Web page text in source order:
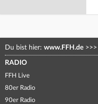
Du bist hier: www.FFH.de >>>
RADIO
FFH Live
80er Radio
90er Radio